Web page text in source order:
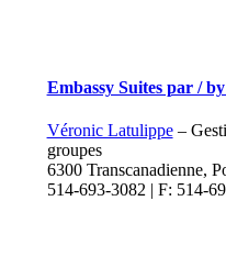
Embassy Suites par /
Véronic Latulippe–
groupes
6300 Transcanadienne,
514-693-3082 | F: 514-